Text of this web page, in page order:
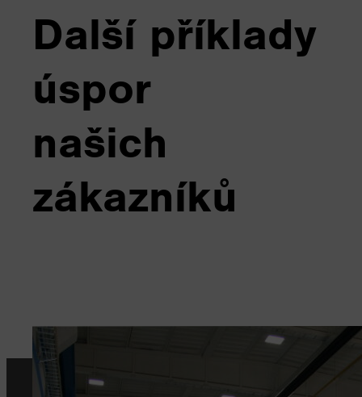
Další příklady
úspor
našich
zákazníků